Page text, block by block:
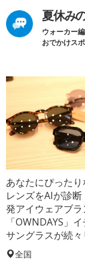
夏休み
ウォーカー
おでかけス
あなたにぴった
レンズをAIが診
発アイウェアブ
「OWNDAYS」
サングラスが続々
全国